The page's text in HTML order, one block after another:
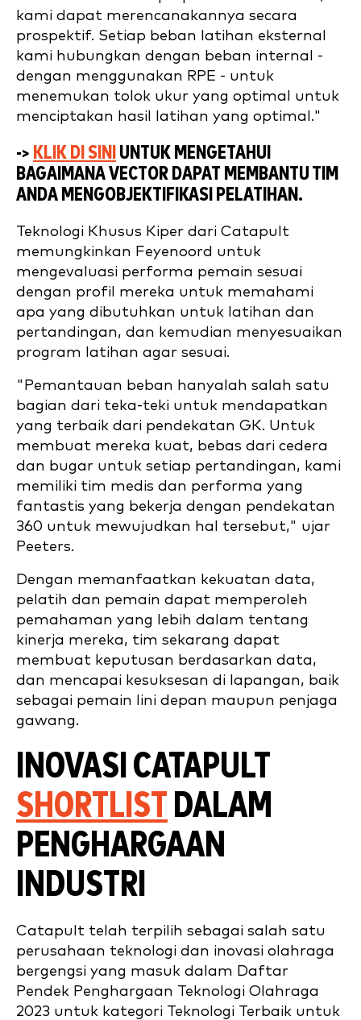
kami dapat merencanakannya secara
prospektif. Setiap beban latihan eksternal
kami hubungkan dengan beban internal -
dengan menggunakan RPE - untuk
menemukan tolok ukur yang optimal untuk
menciptakan hasil latihan yang optimal."
-> KLIK DI SINI UNTUK MENGETAHUI
BAGAIMANA VECTOR DAPAT MEMBANTU TIM
ANDA MENGOBJEKTIFIKASI PELATIHAN.
Teknologi Khusus Kiper dari Catapult
memungkinkan Feyenoord untuk
mengevaluasi performa pemain sesuai
dengan profil mereka untuk memahami
apa yang dibutuhkan untuk latihan dan
pertandingan, dan kemudian menyesuaikan
program latihan agar sesuai.
"Pemantauan beban hanyalah salah satu
bagian dari teka-teki untuk mendapatkan
yang terbaik dari pendekatan GK. Untuk
membuat mereka kuat, bebas dari cedera
dan bugar untuk setiap pertandingan, kami
memiliki tim medis dan performa yang
fantastis yang bekerja dengan pendekatan
360 untuk mewujudkan hal tersebut," ujar
Peeters.
Dengan memanfaatkan kekuatan data,
pelatih dan pemain dapat memperoleh
pemahaman yang lebih dalam tentang
kinerja mereka, tim sekarang dapat
membuat keputusan berdasarkan data,
dan mencapai kesuksesan di lapangan, baik
sebagai pemain lini depan maupun penjaga
gawang.
INOVASI CATAPULT
S HORTLIST DALAM
PENGHARGAAN
INDUSTRI
Catapult telah terpilih sebagai salah satu
perusahaan teknologi dan inovasi olahraga
bergengsi yang masuk dalam Daftar
Pendek Penghargaan Teknologi Olahraga
2023 untuk kategori Teknologi Terbaik untuk